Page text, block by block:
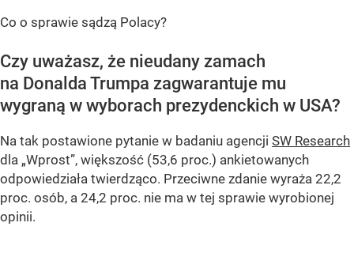
Co o sprawie sądzą Polacy?
Czy uważasz, że nieudany zamach
na Donalda Trumpa zagwarantuje mu
wygraną w wyborach prezydenckich w USA?
Na tak postawione pytanie w badaniu agencji SW Research
dla „Wprost”, większość (53,6 proc.) ankietowanych
odpowiedziała twierdząco. Przeciwne zdanie wyraża 22,2
proc. osób, a 24,2 proc. nie ma w tej sprawie wyrobionej
opinii.